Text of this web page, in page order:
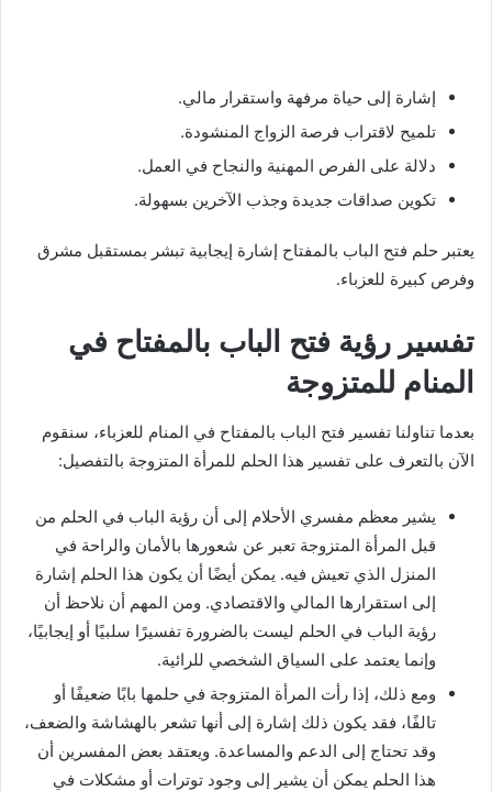
إشارة إلى حياة مرفهة واستقرار مالي.
تلميح لاقتراب فرصة الزواج المنشودة.
دلالة على الفرص المهنية والنجاح في العمل.
تكوين صداقات جديدة وجذب الآخرين بسهولة.
يعتبر حلم فتح الباب بالمفتاح إشارة إيجابية تبشر بمستقبل مشرق
وفرص كبيرة للعزباء.
تفسير رؤية فتح الباب بالمفتاح في
المنام للمتزوجة
بعدما تناولنا تفسير فتح الباب بالمفتاح في المنام للعزباء، سنقوم
الآن بالتعرف على تفسير هذا الحلم للمرأة المتزوجة بالتفصيل:
يشير معظم مفسري الأحلام إلى أن رؤية الباب في الحلم من
قبل المرأة المتزوجة تعبر عن شعورها بالأمان والراحة في
المنزل الذي تعيش فيه. يمكن أيضًا أن يكون هذا الحلم إشارة
إلى استقرارها المالي والاقتصادي. ومن المهم أن نلاحظ أن
رؤية الباب في الحلم ليست بالضرورة تفسيرًا سلبيًا أو إيجابيًا،
وإنما يعتمد على السياق الشخصي للرائية.
ومع ذلك، إذا رأت المرأة المتزوجة في حلمها بابًا ضعيفًا أو
تالفًا، فقد يكون ذلك إشارة إلى أنها تشعر بالهشاشة والضعف،
وقد تحتاج إلى الدعم والمساعدة. ويعتقد بعض المفسرين أن
هذا الحلم يمكن أن يشير إلى وجود توترات أو مشكلات في